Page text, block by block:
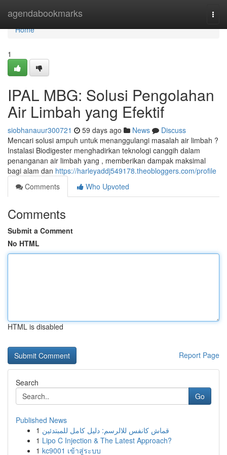
agendabookmarks
Home
Home
1
IPAL MBG: Solusi Pengolahan
Air Limbah yang Efektif
siobhanauur300721 59 days ago News
Discuss
Mencari solusi ampuh untuk menanggulangi masalah air limbah ?
Instalasi Biodigester menghadirkan teknologi canggih dalam
penanganan air limbah yang , memberikan dampak maksimal
bagi alam dan https://harleyaddj549178.theobloggers.com/profile
Comments
Who Upvoted
Comments
Submit a Comment
No HTML
HTML is disabled
Report Page
Search
Go
Published News
1 قماش كانفس للالرسم: دليل كامل للمبتدئين
1 Lipo C Injection & The Latest Approach?
1 kc9001 เข้าสู่ระบบ